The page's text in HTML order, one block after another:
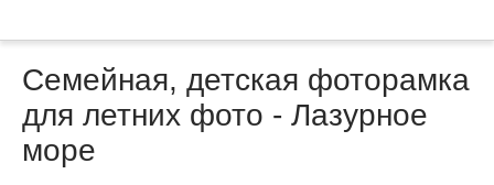
Семейная, детская фоторамка
для летних фото - Лазурное
море